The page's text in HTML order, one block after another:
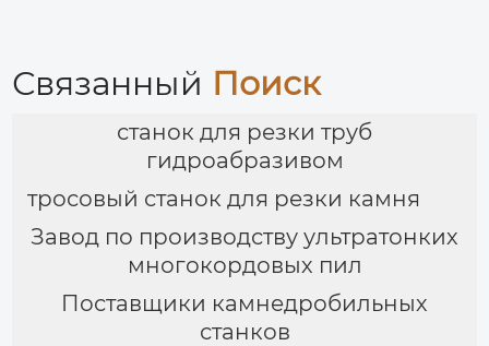
Связанный Поиск
станок для резки труб
гидроабразивом
тросовый станок для резки камня
Завод по производству ультратонких
многокордовых пил
Поставщики камнедробильных
станков